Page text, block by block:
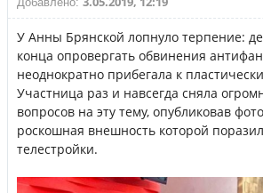
У Анны Брянской лопнуло терпение:
конца опровергать обвинения
неоднократно прибегала к
Участница раз и навсегда сняла
вопросов на эту тему, опубликовав
роскошная внешность которой
телестройки.